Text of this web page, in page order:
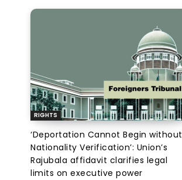
RIGHTS
‘Deportation Cannot Begin without
Nationality Verification’: Union’s
Rajubala affidavit clarifies legal
limits on executive power